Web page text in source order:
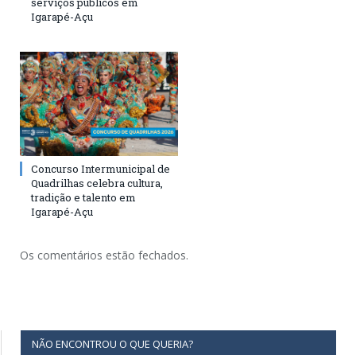
Igarapé-Açu
Concurso Intermunicipal de
Quadrilhas celebra cultura,
tradição e talento em
Igarapé-Açu
Os comentários estão fechados.
NÃO ENCONTROU O QUE QUERIA?